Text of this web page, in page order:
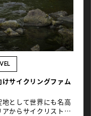
しつらえに、ご満悦
風なく穏やかで、格
和島を発ち、昨日に
る。まずは西予の港
り組む海岸線、漁船
小さな漁村を通り過
おり人影が見えるだ
なものだ。漁も市も
のない港に、小さな
奥にはりつくような
漕ぎ上がる。海岸か
サイクリングファム
として世界にも名高
からサイクリストの